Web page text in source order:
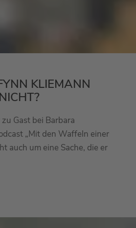
KLIEMANN
Gast bei Barbara
„Mit den Waffeln einer
auch um eine Sache, die er